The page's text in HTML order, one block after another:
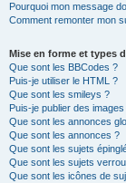
Pourquoi mon message
Comment remonter mon
Mise en forme et types
Que sont les BBCodes ?
Puis-je utiliser le HTML ?
Que sont les smileys ?
Puis-je publier des images
Que sont les annonces
Que sont les annonces ?
Que sont les sujets
Que sont les sujets
Que sont les icônes de